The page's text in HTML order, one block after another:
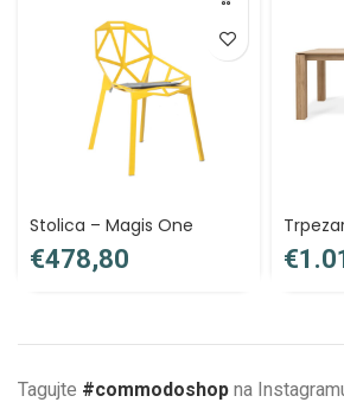
Stolica – Magis One
€ €
Tagujte #commodoshop na